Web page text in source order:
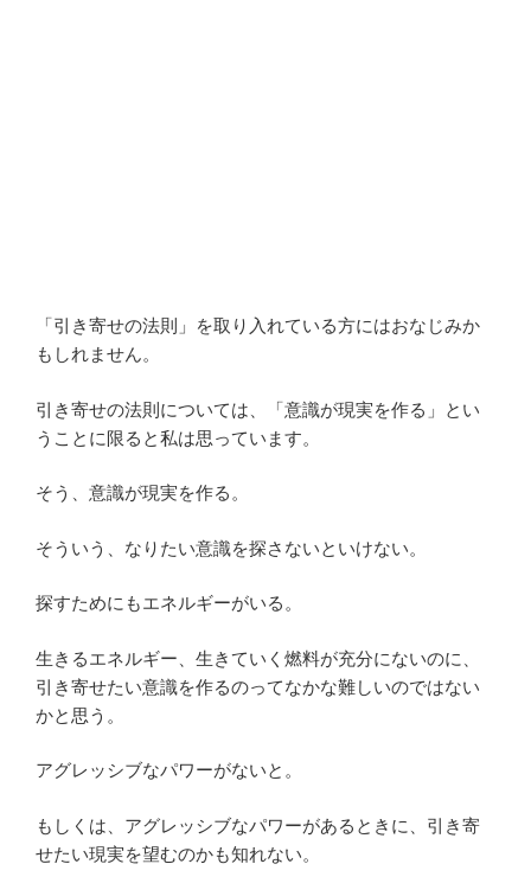
「引き寄せの法則」を取り入れている方にはおなじみか
もしれません。
引き寄せの法則については、「意識が現実を作る」とい
うことに限ると私は思っています。
そう、意識が現実を作る。
そういう、なりたい意識を探さないといけない。
探すためにもエネルギーがいる。
生きるエネルギー、生きていく燃料が充分にないのに、
引き寄せたい意識を作るのってなかな難しいのではない
かと思う。
アグレッシブなパワーがないと。
もしくは、アグレッシブなパワーがあるときに、引き寄
せたい現実を望むのかも知れない。